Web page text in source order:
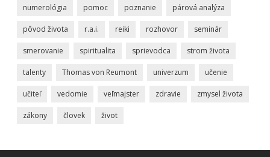
numerológia pomoc poznanie párová analýza
pôvod života r.a.i. reiki rozhovor seminár
smerovanie spiritualita sprievodca strom života
talenty Thomas von Reumont univerzum učenie
učiteľ vedomie veľmajster zdravie zmysel života
zákony človek život